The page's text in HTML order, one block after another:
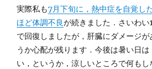
実際私も7月下旬に，熱中症を自覚し
ほど体調不良 が続きました．さいわい
で回復しましたが，肝臓にダメージ
うか心配が残ります．今後は暑い日
い，というか，涼しいところで何も